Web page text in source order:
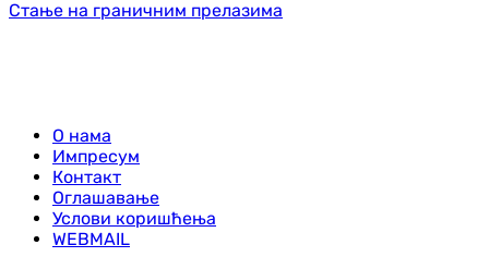
Стање на граничним прелазима
О нама
Импресум
Контакт
Оглашавање
Услови коришћења
WEBMAIL